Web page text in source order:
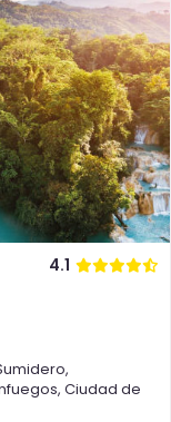
4.1
,
, Ciudad de